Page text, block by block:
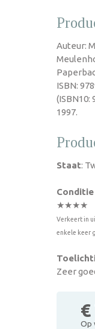
Auteur:
ISBN:
(ISBN10:
1997.
Staat:
Conditie
★★★★
Verkeert in
enkele keer
Zeer
€
Op